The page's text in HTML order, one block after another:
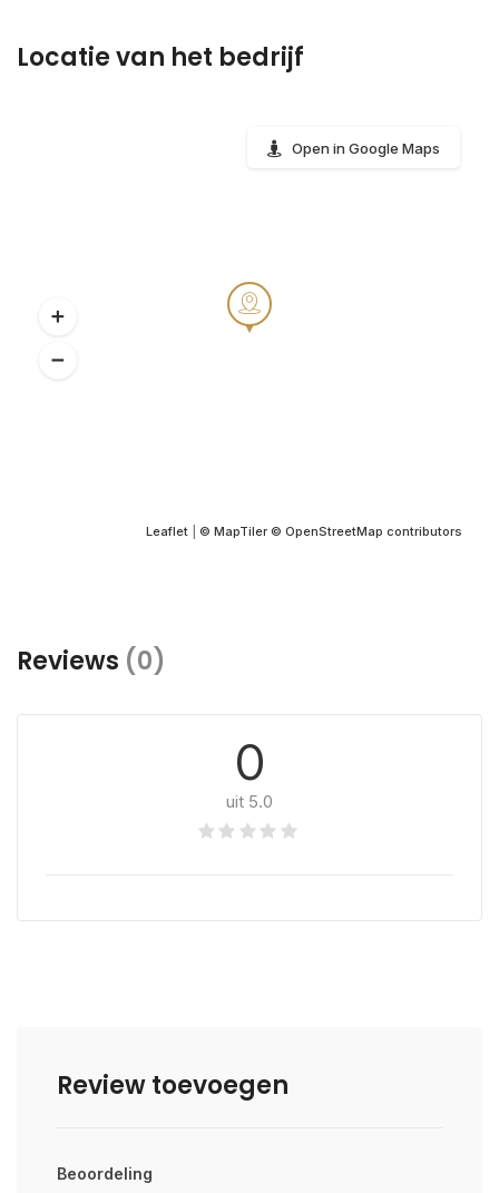
Locatie van het bedrijf
Leaflet © MapTiler © OpenStreetMap contributors
Open in Google Maps
Reviews (0)
0
uit 5.0
Review toevoegen
Beoordeling